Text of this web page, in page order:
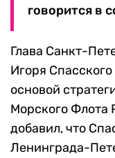
говорится в
Глава Санкт-
Игоря
основой
Морского Флота
добавил, что
Ленинграда-